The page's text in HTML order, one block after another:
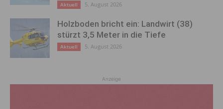
Aktuell 5. August 2026
Holzboden bricht ein: Landwirt (38)
stürzt 3,5 Meter in die Tiefe
Aktuell 5. August 2026
Anzeige